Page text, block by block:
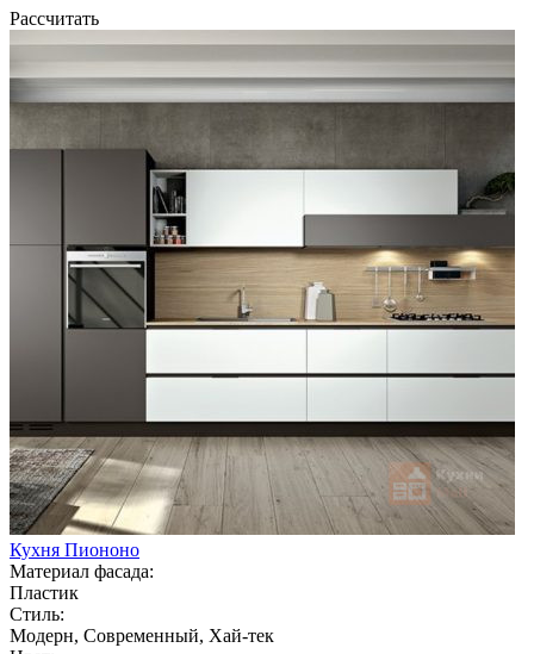
Рассчитать
Кухня Пиононо
Материал фасада:
Пластик
Стиль:
Модерн, Современный, Хай-тек